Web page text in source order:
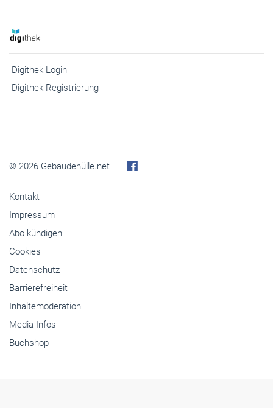
Digithek Login
Digithek Registrierung
© 2026 Gebäudehülle.net
Kontakt
Impressum
Abo kündigen
Cookies
Datenschutz
Barrierefreiheit
Inhaltemoderation
Media-Infos
Buchshop